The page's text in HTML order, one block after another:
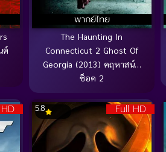
ต์
พากย์ไทย
The Haunting In
Connecticut 2 Ghost Of
Georgia (2013) คฤหาสน์…
ช็อค 2
Full HD
5.8